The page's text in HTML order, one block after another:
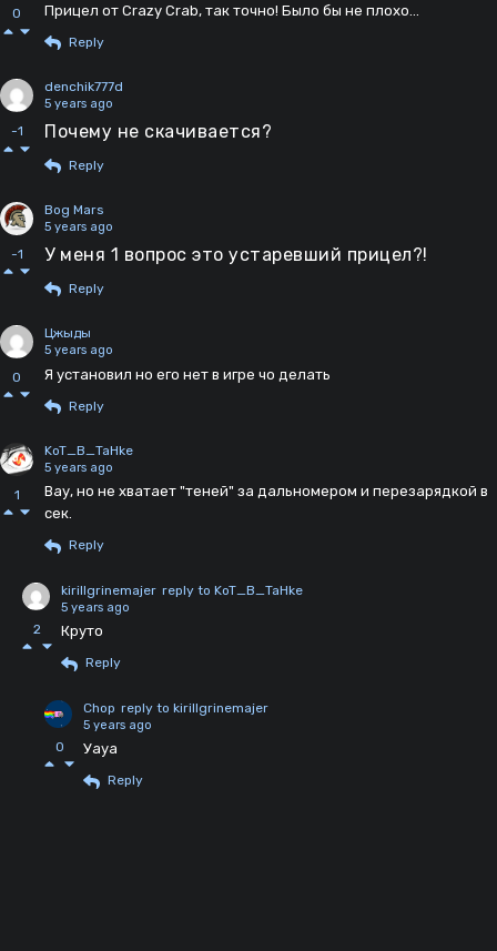
0 Прицел от Crazy Crab, так точно! Было бы не плохо...
Reply
-1
denchik777d
5 years ago
Почему не скачивается?
Reply
-1
Bog Mars
5 years ago
У меня 1 вопрос это устаревший прицел?!
Reply
0
Цжыды
5 years ago
Я установил но его нет в игре чо делать
Reply
1
KoT_B_TaHke
5 years ago
Вау, но не хватает "теней" за дальномером и перезарядкой в
сек.
Reply
2
kirillgrinemajer reply to KoT_B_TaHke
5 years ago
Круто
Reply
0
Chop reply to kirillgrinemajer
5 years ago
Уауа
Reply